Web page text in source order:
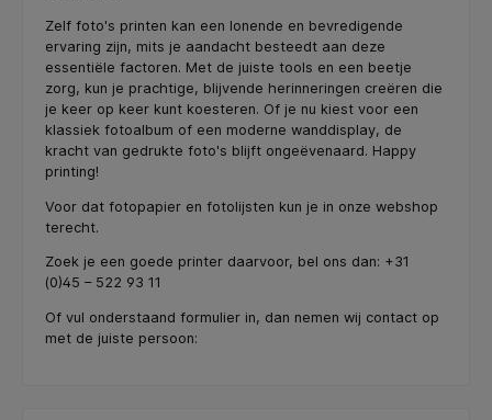
Zelf foto's printen kan een lonende en bevredigende
ervaring zijn, mits je aandacht besteedt aan deze
essentiële factoren. Met de juiste tools en een beetje
zorg, kun je prachtige, blijvende herinneringen creëren die
je keer op keer kunt koesteren. Of je nu kiest voor een
klassiek fotoalbum of een moderne wanddisplay, de
kracht van gedrukte foto's blijft ongeëvenaard. Happy
printing!
Voor dat fotopapier en fotolijsten kun je in onze webshop
terecht.
Zoek je een goede printer daarvoor, bel ons dan: +31
(0)45 – 522 93 11
Of vul onderstaand formulier in, dan nemen wij contact op
met de juiste persoon: